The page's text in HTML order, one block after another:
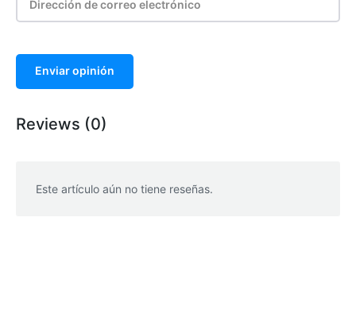
Enviar opinión
Reviews (0)
Este artículo aún no tiene reseñas.